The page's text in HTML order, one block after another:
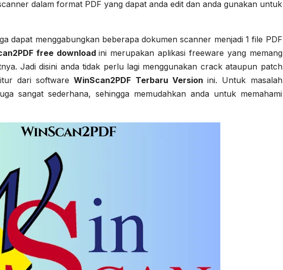
dalam format PDF yang dapat anda edit dan anda gunakan untuk
dapat menggabungkan beberapa dokumen scanner menjadi 1 file PDF
free downloadini merupakan aplikasi freeware yang memang
Jadi disini anda tidak perlu lagi menggunakan crack ataupun patch
dari softwareWinScan2PDF Terbaru Versionini. Untuk masalah
sangat sederhana, sehingga memudahkan anda untuk memahami